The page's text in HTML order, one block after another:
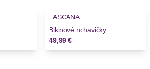
LASCANA
Bikinové nohavičky
49,99 €